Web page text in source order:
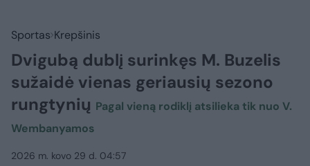
Sportas Krepšinis
Dvigubą dublį surinkęs M. Buzelis
sužaidė vienas geriausių sezono
rungtynių Pagal vieną rodiklį atsilieka tik nuo V.
Wembanyamos
2026 m. kovo 29 d. 04:57